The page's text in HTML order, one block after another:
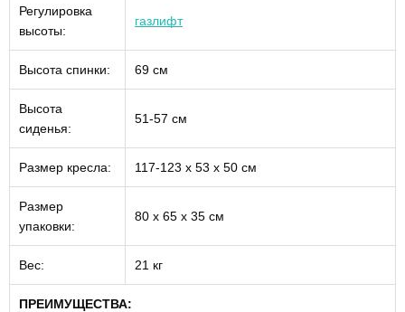
Регулировка
высоты:
газлифт
Высота спинки: 69 см
Высота
сиденья:
51-57 см
Размер кресла: 117-123 х 53 х 50 см
Размер
упаковки:
80 х 65 х 35 см
Вес: 21 кг
ПРЕИМУЩЕСТВА: